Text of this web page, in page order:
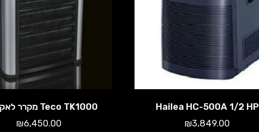
Hailea HC-500A 1/2 HP
₪3,849.00
Teco TK1000 מקרר לאקווריום
₪6,450.00